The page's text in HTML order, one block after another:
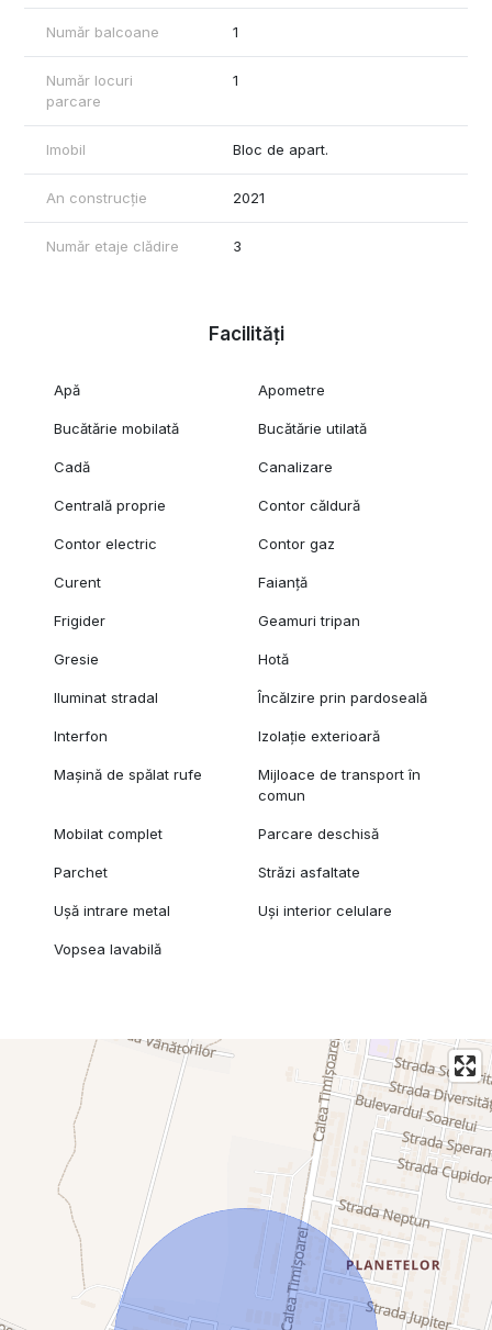
Număr balcoane 1
Număr locuri
parcare
1
Imobil Bloc de apart.
An construcție 2021
Număr etaje clădire 3
Facilități
Apă Apometre
Bucătărie mobilată Bucătărie utilată
Cadă Canalizare
Centrală proprie Contor căldură
Contor electric Contor gaz
Curent Faianță
Frigider Geamuri tripan
Gresie Hotă
Iluminat stradal Încălzire prin pardoseală
Interfon Izolație exterioară
Mașină de spălat rufe
Mijloace de transport în
comun
Mobilat complet Parcare deschisă
Parchet Străzi asfaltate
Ușă intrare metal Uși interior celulare
Vopsea lavabilă